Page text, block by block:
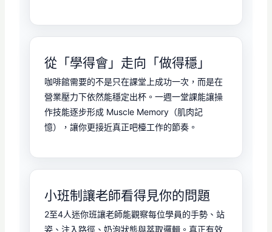
從「學得會」走向「做得穩」
咖啡館需要的不是只在課堂上成功一次，而是在
營業壓力下依然能穩定出杯。一週一堂課能讓操
作技能逐步形成 Muscle Memory（肌肉記
憶），讓你更接近真正吧檯工作的節奏。
小班制讓老師看得見你的問題
2至4人迷你班讓老師能觀察每位學員的手勢、站
姿、注入路徑、奶泡狀態與萃取邏輯。真正有效